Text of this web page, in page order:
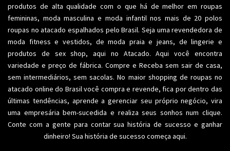
produtos de alta qualidade com o que há de melhor em roupas
femininas, moda masculina e moda infantil nos mais de 20 polos
roupas no atacado espalhados pelo Brasil. Seja uma revendedora de
moda fitness e vestidos, de moda praia e jeans, de lingerie e
produtos de sex shop, aqui no Atacado. Aqui você encontra
variedade e preço de fábrica. Compre e Receba sem sair de casa,
sem intermediários, sem sacolas. No maior shopping de roupas no
atacado online do Brasil você compra e revende, fica por dentro das
últimas tendências, aprende a gerenciar seu próprio negócio, vira
uma empresária bem-sucedida e realiza seus sonhos num clique.
Conte com a gente para contar sua história de sucesso e ganhar
dinheiro! Sua história de sucesso começa aqui.